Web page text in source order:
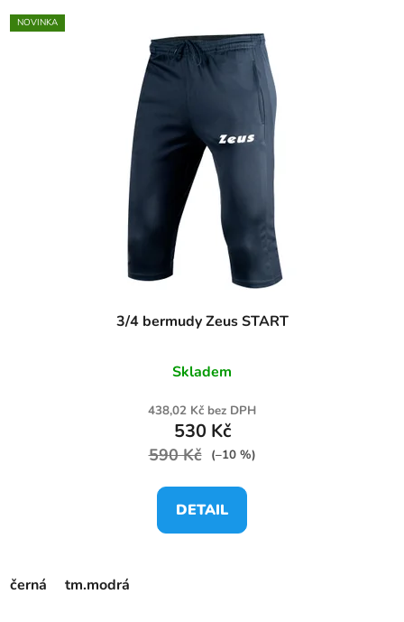
NOVINKA
3/4 bermudy Zeus START
Skladem
438,02 Kč bez DPH
530 Kč
590 Kč (–10 %)
DETAIL
černá tm.modrá